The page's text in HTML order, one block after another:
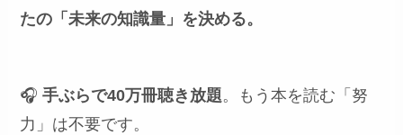
たの「未来の知識量」を決める。
🎧手ぶらで40万冊聴き放題。もう本を読む「努
力」は不要です。